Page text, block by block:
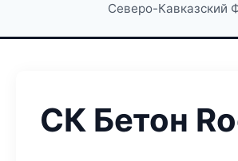
Северо-Кавказский
СК Бетон